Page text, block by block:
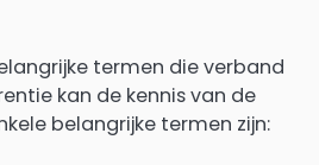
termen die verband
kan de kennis van de
belangrijke termen zijn: